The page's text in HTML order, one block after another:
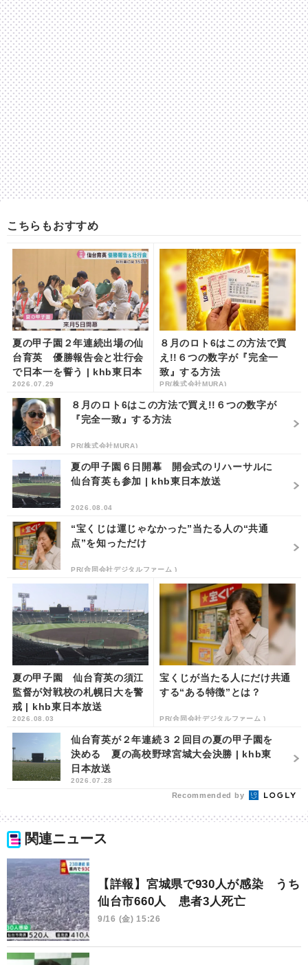
こちらもおすすめ
夏の甲子園２年連続出場の仙
台育英 優勝報告会と壮行会
で日本一を誓う | khb東日本
放送
2026.07.29
８月のロト6はこの方法で買
え!!６つの数字が『完全一
致』する方法
PR(株式会社MURA)
８月のロト6はこの方法で買え!!６つの数字が
『完全一致』する方法
PR(株式会社MURA)
夏の甲子園６日開幕 開会式のリハーサルに
仙台育英も参加 | khb東日本放送
2026.08.04
“宝くじは運じゃなかった”当たる人の“共通
点”を知っただけ
PR(合同会社デジタルファーム )
夏の甲子園 仙台育英の須江
監督が対戦校の札幌日大を警
戒 | khb東日本放送
2026.08.03
宝くじが当たる人にだけ共通
する“ある特徴”とは？
PR(合同会社デジタルファーム )
仙台育英が２年連続３２回目の夏の甲子園を
決める 夏の高校野球宮城大会決勝 | khb東
日本放送
2026.07.28
Recommended by
関連ニュース
【詳報】宮城県で930人が感染 うち
仙台市660人 患者3人死亡
9/16 (金) 15:26